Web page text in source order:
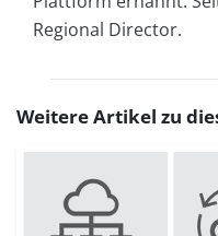
Regional Director.
Weitere Artikel zu